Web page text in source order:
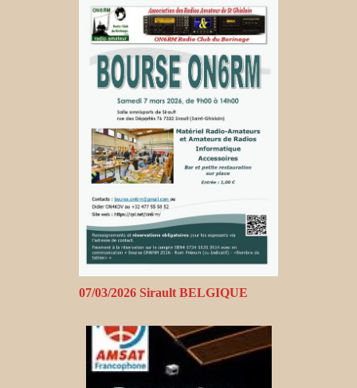
07/03/2026 Sirault BELGIQUE